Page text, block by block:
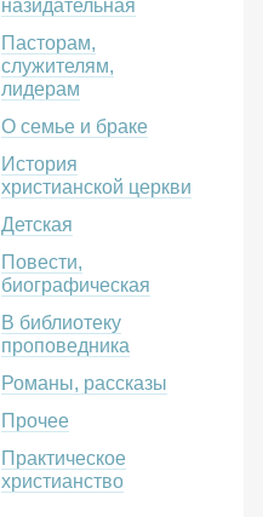
назидательная
Пасторам,
служителям,
лидерам
О семье и браке
История
христианской церкви
Детская
Повести,
биографическая
В библиотеку
проповедника
Романы, рассказы
Прочее
Практическое
христианство